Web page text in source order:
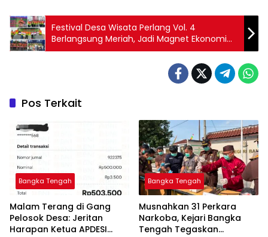
Festival Desa Wisata Perlang Vol. 4
Berlangsung Meriah, Jadi Magnet Ekonomi
Lokal
Pos Terkait
Bangka Tengah
Malam Terang di Gang
Pelosok Desa: Jeritan
Harapan Ketua APDESI
Bangka Tengah
Musnahkan 31 Perkara
Narkoba, Kejari Bangka
Tengah Tegaskan